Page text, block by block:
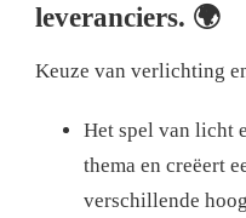
leveranciers. 🌍
Keuze van verlichting
Het spel van licht
thema en creëert
verschillende